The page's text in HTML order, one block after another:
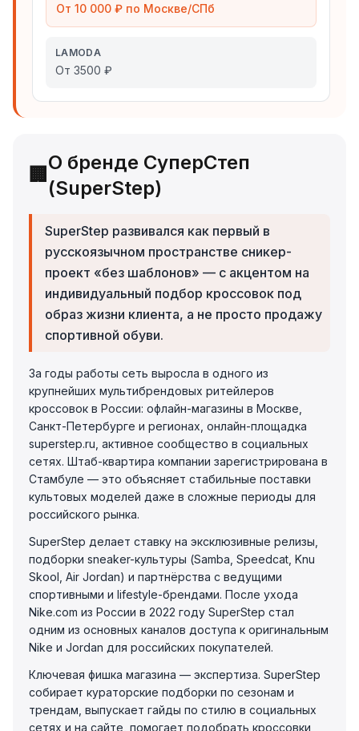
От 10 000 ₽ по Москве/СПб
LAMODA
От 3500 ₽
🏢
О бренде СуперСтеп
(SuperStep)
SuperStep развивался как первый в
русскоязычном пространстве сникер-
проект «без шаблонов» — с акцентом на
индивидуальный подбор кроссовок под
образ жизни клиента, а не просто продажу
спортивной обуви.
За годы работы сеть выросла в одного из
крупнейших мультибрендовых ритейлеров
кроссовок в России: офлайн-магазины в Москве,
Санкт-Петербурге и регионах, онлайн-площадка
superstep.ru, активное сообщество в социальных
сетях. Штаб-квартира компании зарегистрирована в
Стамбуле — это объясняет стабильные поставки
культовых моделей даже в сложные периоды для
российского рынка.
SuperStep делает ставку на эксклюзивные релизы,
подборки sneaker-культуры (Samba, Speedcat, Knu
Skool, Air Jordan) и партнёрства с ведущими
спортивными и lifestyle-брендами. После ухода
Nike.com из России в 2022 году SuperStep стал
одним из основных каналов доступа к оригинальным
Nike и Jordan для российских покупателей.
Ключевая фишка магазина — экспертиза. SuperStep
собирает кураторские подборки по сезонам и
трендам, выпускает гайды по стилю в социальных
сетях и на сайте, помогает подобрать кроссовки